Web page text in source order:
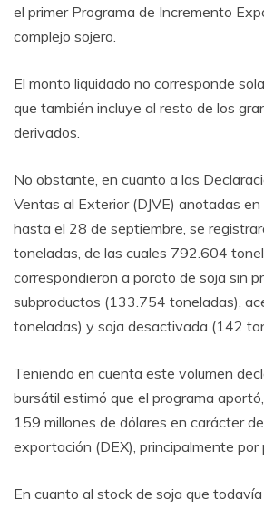
el primer Programa de Incremento
complejo sojero.
El monto liquidado no corresponde
que también incluye al resto de los
derivados.
No obstante, en cuanto a las
Ventas al Exterior (DJVE) anotadas
hasta el 28 de septiembre, se
toneladas, de las cuales 792.604
correspondieron a poroto de soja sin
subproductos (133.754 toneladas),
toneladas) y soja desactivada (142
Teniendo en cuenta este volumen
bursátil estimó que el programa
159 millones de dólares en carácter
exportación (DEX), principalmente por
En cuanto al stock de soja que